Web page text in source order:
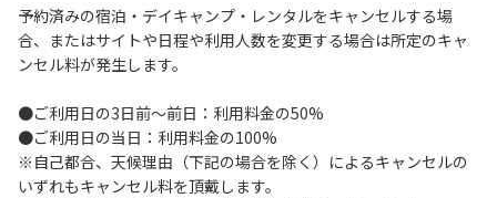
１．貴重品の管理は各自で行ってください。
２．利用におけるルールを遵守いただき、ご自身で事故の防
止に努めてください。
い。
４．当ベースキャンプ内を車で移動する場合は徐行運転（5
ｋｍ/ｈ以下）を行なってください。
５．駐車車輌のダッシュボードに受付時お渡しする駐車プレ
予約済みの宿泊・デイキャンプ・レンタルをキャンセルする場
合、またはサイトや日程や利用人数を変更する場合は所定のキャ
ンセル料が発生します。
●ご利用日の3日前～前日：利用料金の50%
●ご利用日の当日：利用料金の100%
※自己都合、天候理由（下記の場合を除く）によるキャンセルの
いずれもキャンセル料を頂戴します。